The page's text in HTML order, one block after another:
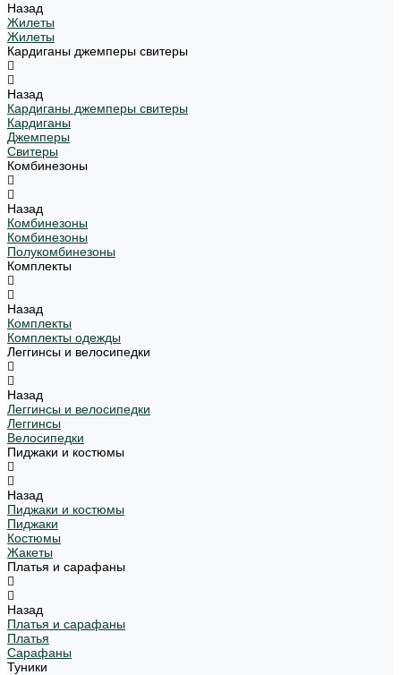
Назад
Жилеты
Жилеты
Кардиганы джемперы свитеры
Назад
Кардиганы джемперы свитеры
Кардиганы
Джемперы
Свитеры
Комбинезоны
Назад
Комбинезоны
Комбинезоны
Полукомбинезоны
Комплекты
Назад
Комплекты
Комплекты одежды
Леггинсы и велосипедки
Назад
Леггинсы и велосипедки
Леггинсы
Велосипедки
Пиджаки и костюмы
Назад
Пиджаки и костюмы
Пиджаки
Костюмы
Жакеты
Платья и сарафаны
Назад
Платья и сарафаны
Платья
Сарафаны
Туники